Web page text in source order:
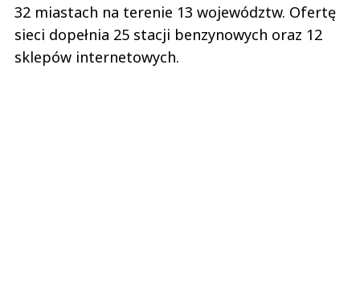
32 miastach na terenie 13 województw. Ofertę
sieci dopełnia 25 stacji benzynowych oraz 12
sklepów internetowych.